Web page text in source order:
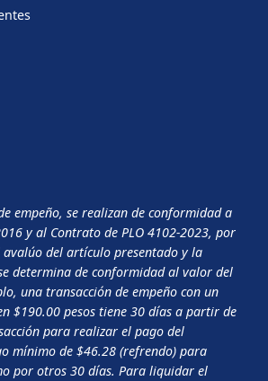
empeño, se realizan de conformidad a
y al Contrato de PLO 4102-2023, por
avalúo del artículo presentado y la
determina de conformidad al valor del
una transacción de empeño con un
$190.00 pesos tiene 30 días a partir de
para realizar el pago del
mínimo de $46.28 (refrendo) para
por otros 30 días. Para liquidar el